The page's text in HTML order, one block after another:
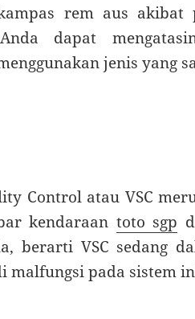
rem aus akibat
dapat
jenis yang
Control atau VSC
kendaraan toto sgp
berarti VSC sedang
malfungsi pada sistem